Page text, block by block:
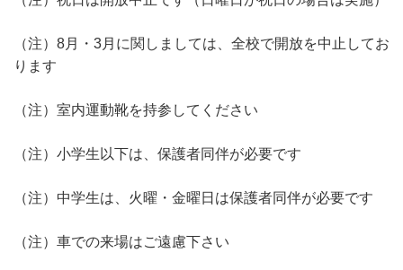
（注）8月・3月に関しましては、全校で開放を中止してお
ります
（注）室内運動靴を持参してください
（注）小学生以下は、保護者同伴が必要です
（注）中学生は、火曜・金曜日は保護者同伴が必要です
（注）車での来場はご遠慮下さい